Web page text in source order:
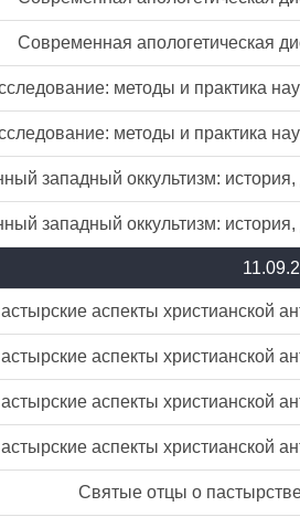
Современная апологетическая
методы и практика
методы и практика
западный оккультизм: история,
западный оккультизм: история,
аспекты христианской
аспекты христианской
аспекты христианской
аспекты христианской
Святые отцы о